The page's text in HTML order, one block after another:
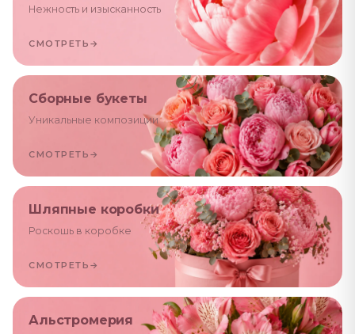
Нежность и изысканность
СМОТРЕТЬ →
Сборные букеты
Уникальные композиции
СМОТРЕТЬ →
Шляпные коробки
Роскошь в коробке
СМОТРЕТЬ →
Альстромерия